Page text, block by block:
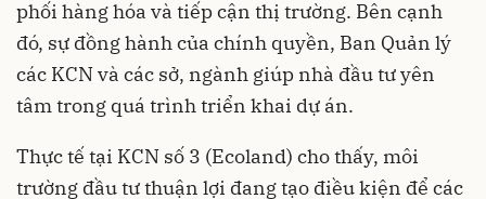
phối hàng hóa và tiếp cận thị trường. Bên cạnh
đó, sự đồng hành của chính quyền, Ban Quản lý
các KCN và các sở, ngành giúp nhà đầu tư yên
tâm trong quá trình triển khai dự án.
Thực tế tại KCN số 3 (Ecoland) cho thấy, môi
trường đầu tư thuận lợi đang tạo điều kiện để các